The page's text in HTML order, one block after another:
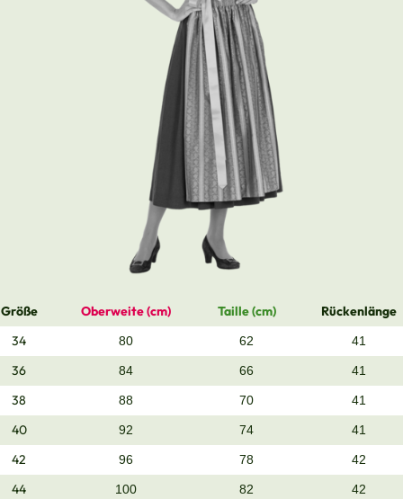
Größe Oberweite (cm) Taille (cm)
Rückenlänge
34
80 62 41
36 84 66 41
38 88 70 41
40 92 74 41
42 96 78 42
44 100 82 42